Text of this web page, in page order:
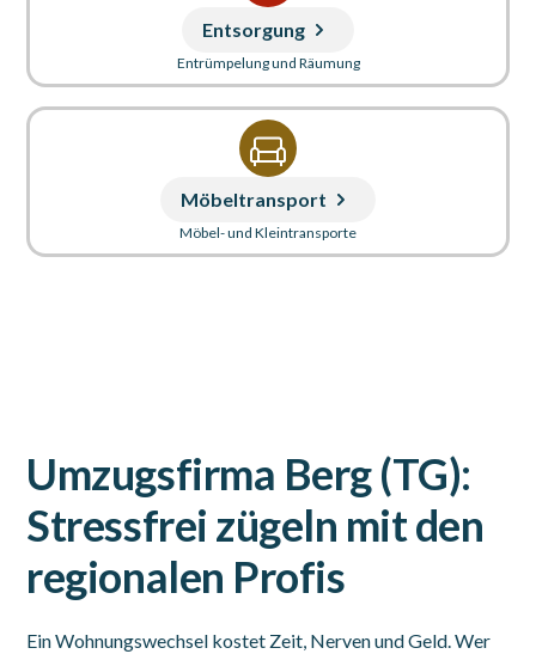
Entsorgung
Entrümpelung und Räumung
Möbeltransport
Möbel- und Kleintransporte
Umzugsfirma Berg (TG):
Stressfrei zügeln mit den
regionalen Profis
Ein Wohnungswechsel kostet Zeit, Nerven und Geld. Wer